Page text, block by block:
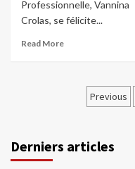
Professionnelle, Vannina
Crolas, se félicite...
Read More
Previous
Derniers articles